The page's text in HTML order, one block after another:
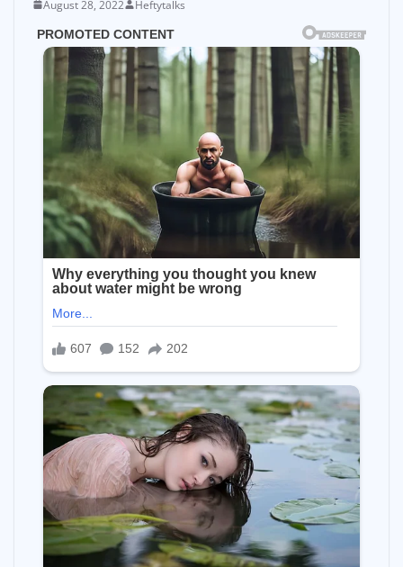
August 28, 2022 Heftytalks